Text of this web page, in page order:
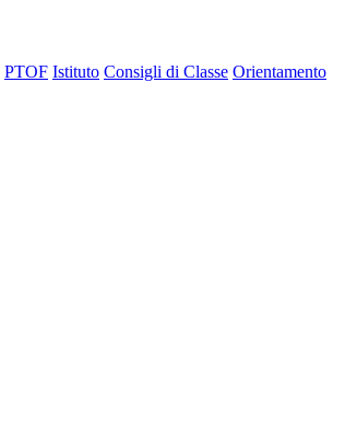
PTOF Istituto Consigli di Classe Orientamento